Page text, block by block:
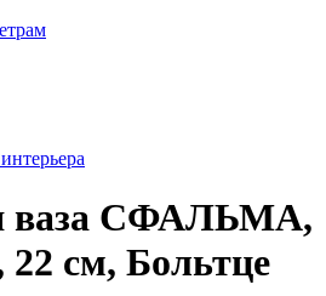
ваза СФАЛЬМА,
22 см, Больтце